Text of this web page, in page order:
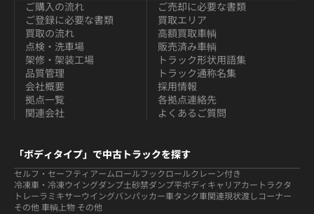
ご購入の流れ
ご登録に必要な書類
買取の流れ
ご売却に必要な書類
買取エリア
高額買取車輌
点検・洗車場
架修・架装工場
品質管理
販売済み車輌
トラック形状用語集
トラック通称名集
会社概要
拠点一覧
関連会社
採用情報
各拠点連絡先
よくあるご質問
「ボディタイプ」で中古トラックを探す
セルフ・セーフティ アームロールフックロールクレーン付き
冷凍車・冷凍ウイングダンプ土砂禁ダンプ平ボディ キャリアカー トラクタ
トレーラ ミキサーウイングバンパッカー車タンク車関連現状渡しコーナー
その他 車輌上物 その他